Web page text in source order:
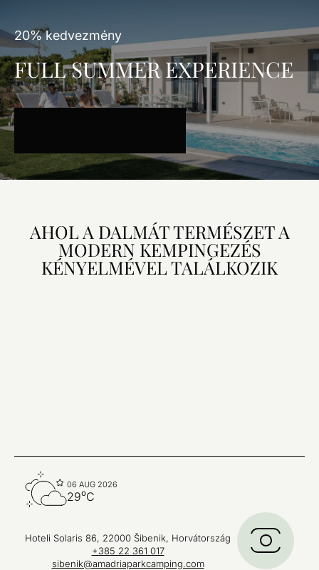
20% kedvezmény
FULL SUMMER EXPERIENCE
AHOL A DALMÁT TERMÉSZET A
MODERN KEMPINGEZÉS
KÉNYELMÉVEL TALÁLKOZIK
06 AUG 2026
29⁰C
Hoteli Solaris 86, 22000 Šibenik, Horvátország
+385 22 361 017
sibenik@amadriaparkcamping.com